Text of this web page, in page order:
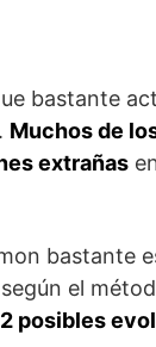
bastante
Muchos de
extrañas
bastante
el
posibles